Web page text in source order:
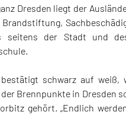
Dresden liegt der
Brandstiftung,
seitens der Stadt und
bestätigt schwarz auf
Brennpunkte in Dresden
gehört. „Endlich